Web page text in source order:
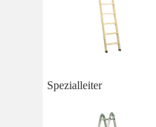
Spezialleiter